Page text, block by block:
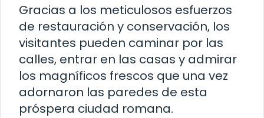
Gracias a los meticulosos esfuerzos
de restauración y conservación, los
visitantes pueden caminar por las
calles, entrar en las casas y admirar
los magníficos frescos que una vez
adornaron las paredes de esta
próspera ciudad romana.